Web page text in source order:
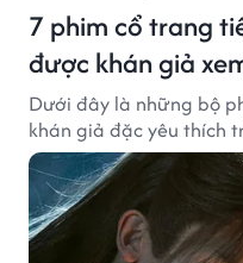
7 phim cổ trang
được khán giả
Dưới đây là những bộ
khán giả đặc yêu thích